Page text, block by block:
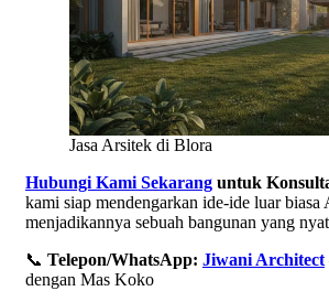
Jasa Arsitek di Blora
Hubungi Kami Sekarang untuk
kami siap mendengarkan ide-ide luar biasa
menjadikannya sebuah bangunan yang
📞 Telepon/WhatsApp: Jiwani Architect
dengan Mas Koko